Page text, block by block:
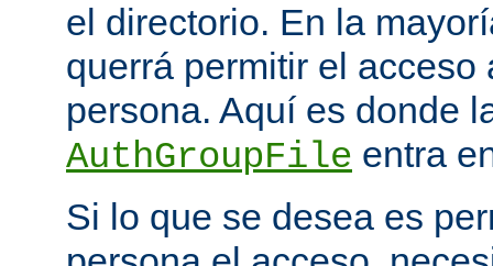
el directorio. En la
querrá permitir el acceso
persona. Aquí es donde
AuthGroupFile entra
Si lo que se desea es